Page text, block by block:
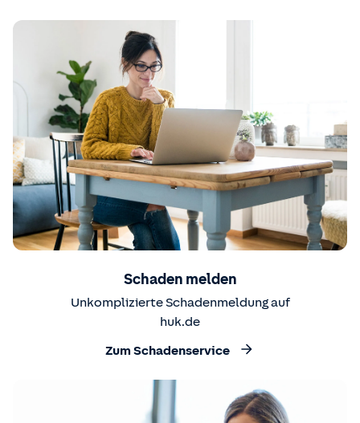
Schaden melden
Unkomplizierte Schadenmeldung auf
huk.de
Zum Schadenservice